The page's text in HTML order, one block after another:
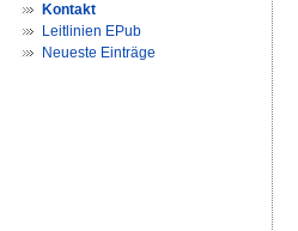
Kontakt
Leitlinien EPub
Neueste Einträge